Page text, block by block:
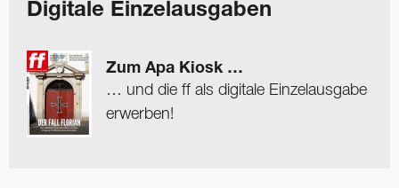
Digitale Einzelausgaben
Zum Apa Kiosk …
… und die ff als digitale Einzelausgabe
erwerben!